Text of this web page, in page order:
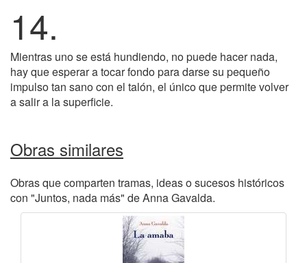
14.
Mientras uno se está hundiendo, no puede hacer nada,
hay que esperar a tocar fondo para darse su pequeño
impulso tan sano con el talón, el único que permite volver
a salir a la superficie.
Obras similares
Obras que comparten tramas, ideas o sucesos históricos
con "Juntos, nada más" de Anna Gavalda.